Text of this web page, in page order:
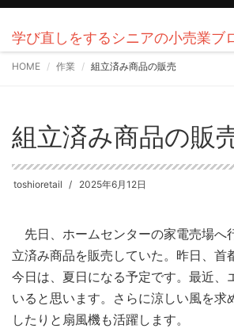
学び直しをするシニアの小売業ブ
HOME 作業 組立済み商品の販売
組立済み商品の販
toshioretail 2025年6月12日
先日、ホームセンターの家電売場へ
立済み商品を販売していた。昨日、首
今日は、夏日になる予定です。最近、
いると思います。さらに涼しい風を求
したりと扇風機も活躍します。